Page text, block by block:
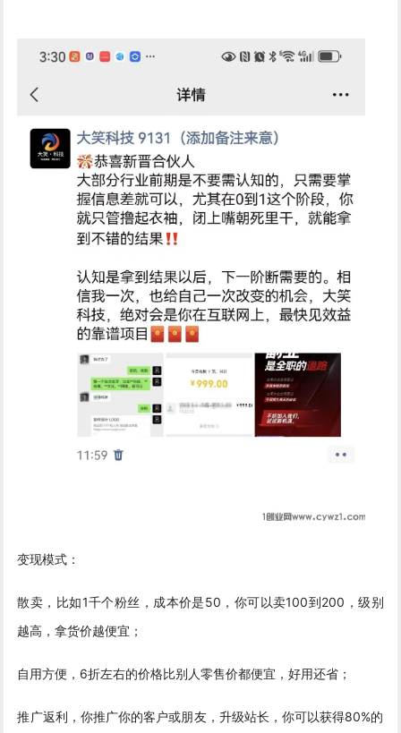
变现模式：
散卖，比如1千个粉丝，成本价是50，你可以卖100到200，级别
越高，拿货价越便宜；
自用方便，6折左右的价格比别人零售价都便宜，好用还省；
推广返利，你推广你的客户或朋友，升级站长，你可以获得80%的